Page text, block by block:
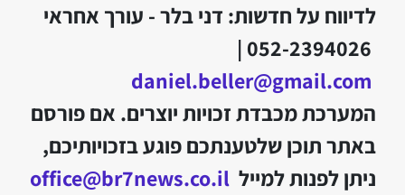
לדיווח על חדשות: דני בלר - עורך אחראי
052-2394026 |
daniel.beller@gmail.com
המערכת מכבדת זכויות יוצרים. אם פורסם
באתר תוכן שלטענתכם פוגע בזכויותיכם,
ניתן לפנות למייל office@br7news.co.il